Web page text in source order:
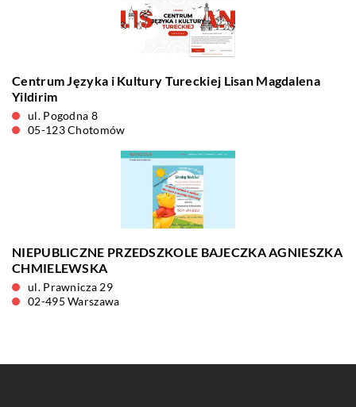
Centrum Języka i Kultury Tureckiej Lisan Magdalena
Yildirim
ul. Pogodna 8
05-123 Chotomów
NIEPUBLICZNE PRZEDSZKOLE BAJECZKA AGNIESZKA
CHMIELEWSKA
ul. Prawnicza 29
02-495 Warszawa